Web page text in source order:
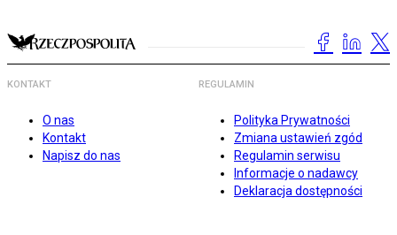
KONTAKT
O nas
Kontakt
Napisz do nas
REGULAMIN
Polityka Prywatności
Zmiana ustawień zgód
Regulamin serwisu
Informacje o nadawcy
Deklaracja dostępności